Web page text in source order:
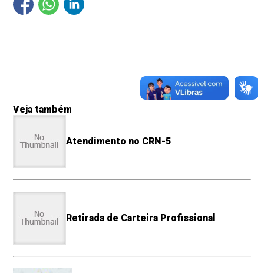
Veja também
Atendimento no CRN-5
Retirada de Carteira Profissional